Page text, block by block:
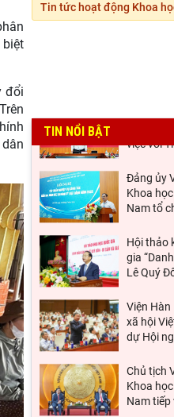
đổi
Tin tức hoạt động Khoa
TIN NỔI BẬT
Viện
vùng
Khoa
Hội thảo
gia
Viện Hàn
xã hội
Chủ tịch
Khoa
Hội thảo
tế: “Nền